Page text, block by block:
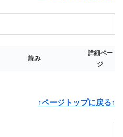
読み
詳細ペー
ジ
↑ページトップに戻る↑